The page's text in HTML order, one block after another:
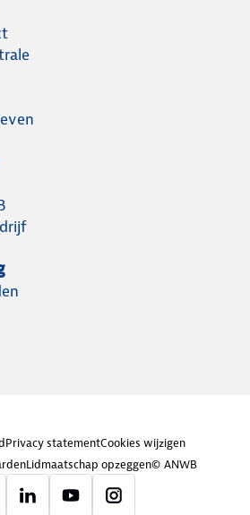
Privacy statementCookies wijzigen
Lidmaatschap opzeggen© ANWB